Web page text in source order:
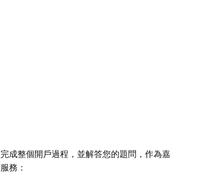
成整個開戶過程，並解答您的題問，作為嘉
務：